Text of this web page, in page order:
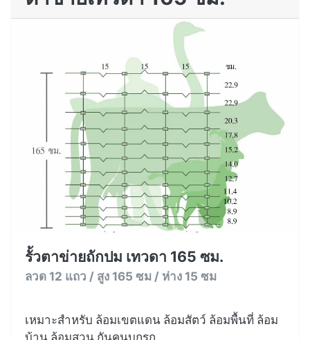
รั้วตาข่ายถักปม เทวดา 165 ซม.
ลวด 12 แถว / สูง 165 ซม / ห่าง 15 ซม
เหมาะสำหรับ ล้อมเขตแดน ล้อมสัตว์ ล้อมพื้นที่ ล้อม